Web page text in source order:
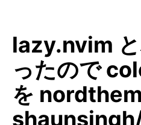
lazy.nvim
ったので
を